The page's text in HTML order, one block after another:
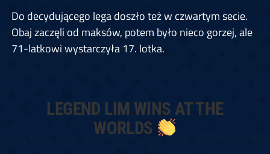
Do decydującego lega doszło też w czwartym secie.
Obaj zaczęli od maksów, potem było nieco gorzej, ale
71-latkowi wystarczyła 17. lotka.
LEGEND LIM WINS AT THE
WORLDS